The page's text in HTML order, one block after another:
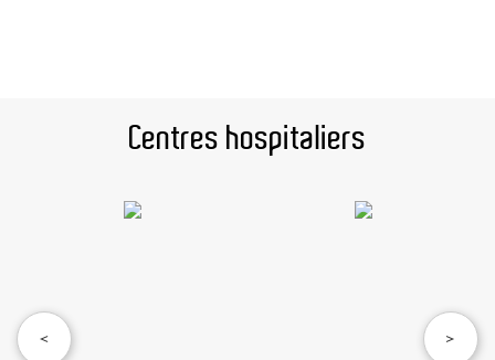
Centres hospitaliers
< >